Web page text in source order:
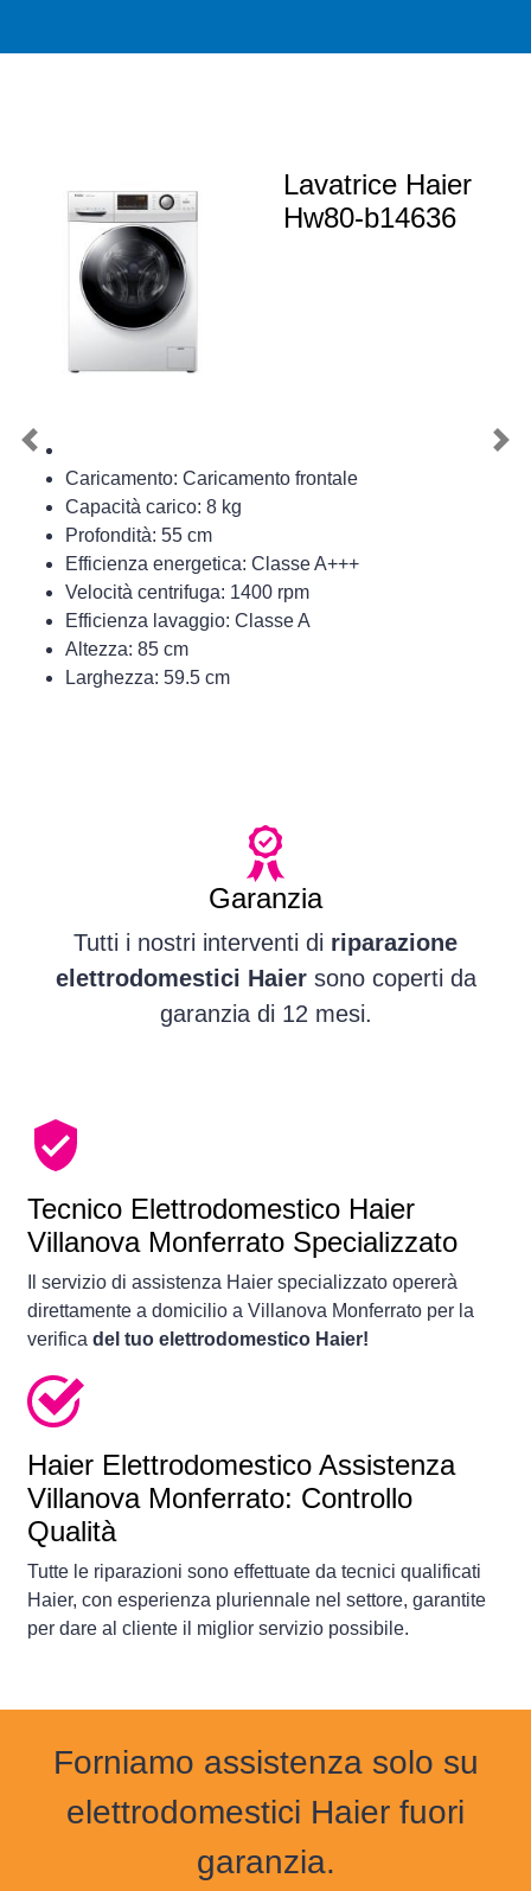
Lavatrice Haier
Hw80-b14636
Caricamento: Caricamento frontale
Capacità carico: 8 kg
Profondità: 55 cm
Efficienza energetica: Classe A+++
Velocità centrifuga: 1400 rpm
Efficienza lavaggio: Classe A
Altezza: 85 cm
Larghezza: 59.5 cm
Previous
Garanzia
Tutti i nostri interventi di riparazione
elettrodomestici Haiersono coperti da
garanzia di 12 mesi.
Tecnico Elettrodomestico Haier
Villanova Monferrato Specializzato
Il servizio di assistenza Haier specializzato opererà
direttamente a domicilio a Villanova Monferrato per la
verifica del tuo elettrodomestico Haier!
Haier Elettrodomestico Assistenza
Villanova Monferrato: Controllo
Qualità
Tutte le riparazioni sono effettuate da tecnici qualificati
Haier, con esperienza pluriennale nel settore, garantite
per dare al cliente il miglior servizio possibile.
Forniamo assistenza solo su
elettrodomestici Haier fuori
garanzia.